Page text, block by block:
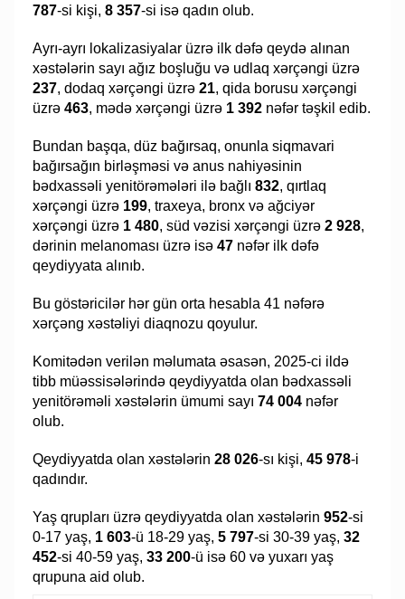
787-si kişi,8 357-si isə qadın olub.
Ayrı-ayrı lokalizasiyalar üzrə ilk dəfə qeydə alınan
xəstələrin sayı ağız boşluğu və udlaq xərçəngi üzrə
237, dodaq xərçəngi üzrə21, qida borusu xərçəngi
üzrə463, mədə xərçəngi üzrə 1 392 nəfər təşkil edib.
Bundan başqa, düz bağırsaq, onunla siqmavari
bağırsağın birləşməsi və anus nahiyəsinin
bədxassəli yenitörəmələri ilə bağlı832, qırtlaq
xərçəngi üzrə 199, traxeya, bronx və ağciyər
xərçəngi üzrə 1 480, süd vəzisi xərçəngi üzrə2 928,
dərinin melanoması üzrə isə47 nəfər ilk dəfə
qeydiyyata alınıb.
Bu göstəricilər hər gün orta hesabla 41 nəfərə
xərçəng xəstəliyi diaqnozu qoyulur.
Komitədən verilən məlumata əsasən, 2025-ci ildə
tibb müəssisələrində qeydiyyatda olan bədxassəli
yenitörəməli xəstələrin ümumi sayı 74 004 nəfər
olub.
Qeydiyyatda olan xəstələrin28 026-sı kişi,45 978-i
qadındır.
Yaş qrupları üzrə qeydiyyatda olan xəstələrin 952-si
0-17 yaş, 1 603-ü 18-29 yaş, 5 797-si 30-39 yaş,32
452-si 40-59 yaş,33 200-ü isə 60 və yuxarı yaş
qrupuna aid olub.